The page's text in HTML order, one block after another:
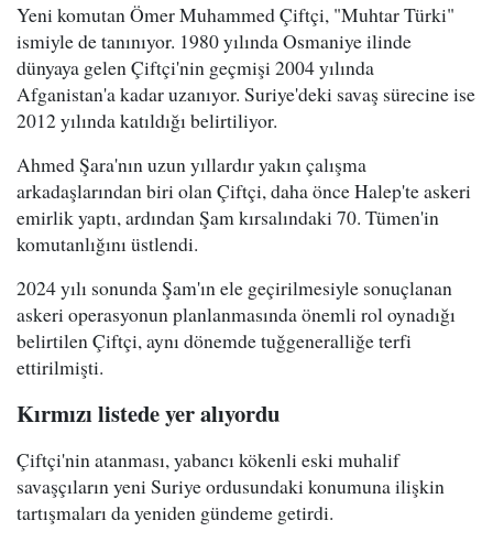
Yeni komutan Ömer Muhammed Çiftçi, "Muhtar Türki"
ismiyle de tanınıyor. 1980 yılında Osmaniye ilinde
dünyaya gelen Çiftçi'nin geçmişi 2004 yılında
Afganistan'a kadar uzanıyor. Suriye'deki savaş sürecine ise
2012 yılında katıldığı belirtiliyor.
Ahmed Şara'nın uzun yıllardır yakın çalışma
arkadaşlarından biri olan Çiftçi, daha önce Halep'te askeri
emirlik yaptı, ardından Şam kırsalındaki 70. Tümen'in
komutanlığını üstlendi.
2024 yılı sonunda Şam'ın ele geçirilmesiyle sonuçlanan
askeri operasyonun planlanmasında önemli rol oynadığı
belirtilen Çiftçi, aynı dönemde tuğgeneralliğe terfi
ettirilmişti.
Kırmızı listede yer alıyordu
Çiftçi'nin atanması, yabancı kökenli eski muhalif
savaşçıların yeni Suriye ordusundaki konumuna ilişkin
tartışmaları da yeniden gündeme getirdi.